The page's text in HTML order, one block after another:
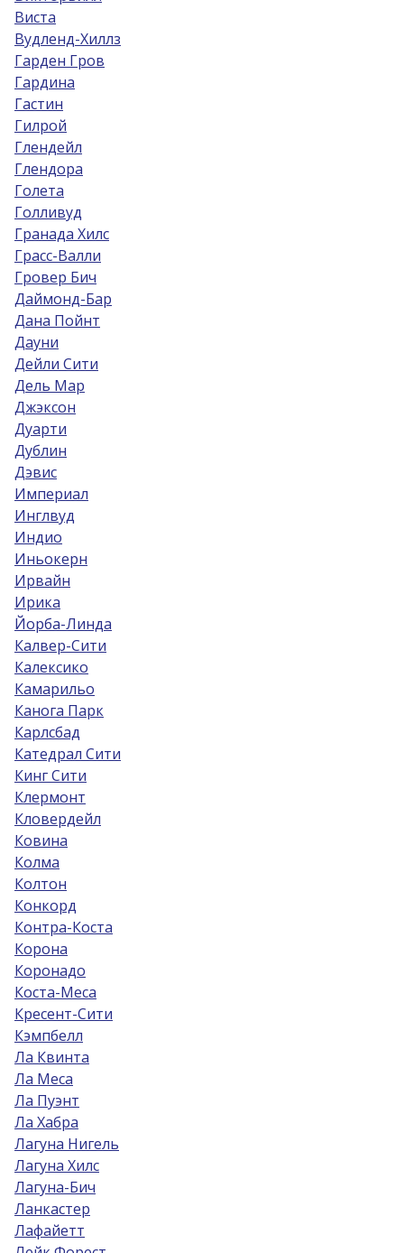
Виста
Вудленд-Хиллз
Гарден Гров
Гардина
Гастин
Гилрой
Глендейл
Глендора
Голета
Голливуд
Гранада Хилс
Грасс-Валли
Гровер Бич
Даймонд-Бар
Дана Пойнт
Дауни
Дейли Сити
Дель Мар
Джэксон
Дуарти
Дублин
Дэвис
Империал
Инглвуд
Индио
Иньокерн
Ирвайн
Ирика
Йорба-Линда
Калвер-Сити
Калексико
Камарильо
Канога Парк
Карлсбад
Катедрал Сити
Кинг Сити
Клермонт
Кловердейл
Ковина
Колма
Колтон
Конкорд
Контра-Коста
Корона
Коронадо
Коста-Меса
Кресент-Сити
Кэмпбелл
Ла Квинта
Ла Меса
Ла Пуэнт
Ла Хабра
Лагуна Нигель
Лагуна Хилс
Лагуна-Бич
Ланкастер
Лафайетт